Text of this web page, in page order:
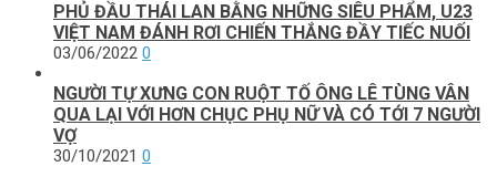
PHỦ ĐẦU THÁI LAN BẰNG NHỮNG SIÊU PHẨM, U23
VIỆT NAM ĐÁNH RƠI CHIẾN THẮNG ĐẦY TIẾC NUỐI
03/06/2022 0
NGƯỜI TỰ XƯNG CON RUỘT TỐ ÔNG LÊ TÙNG VÂN
QUA LẠI VỚI HƠN CHỤC PHỤ NỮ VÀ CÓ TỚI 7 NGƯỜI
VỢ
30/10/2021 0